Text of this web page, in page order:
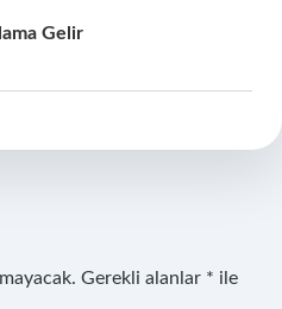
Gelir
Gerekli alanlar * ile